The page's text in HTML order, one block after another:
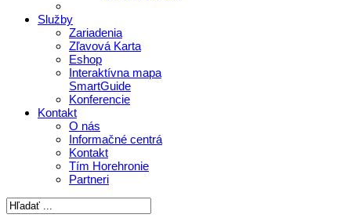
Služby
Zariadenia
Zľavová Karta
Eshop
Interaktívna mapa
SmartGuide
Konferencie
Kontakt
O nás
Informačné centrá
Kontakt
Tím Horehronie
Partneri